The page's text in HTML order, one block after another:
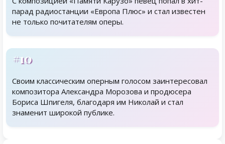
парад радиостанции «Европа Плюс» и стал известен
не только почитателям оперы.
#10
Своим классическим оперным голосом заинтересовал
композитора Александра Морозова и продюсера
Бориса Шпигеля, благодаря им Николай и стал
знаменит широкой публике.
Родственники